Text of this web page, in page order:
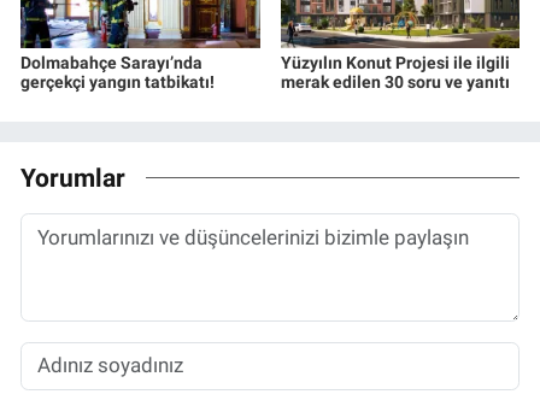
Dolmabahçe Sarayı’nda
gerçekçi yangın tatbikatı!
Yüzyılın Konut Projesi ile ilgili
merak edilen 30 soru ve yanıtı
Yorumlar